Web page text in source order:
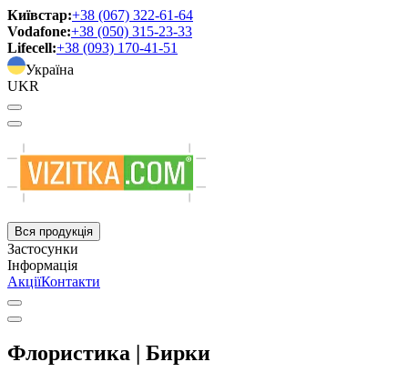
Київстар:+38 (067) 322-61-64
Vodafone:+38 (050) 315-23-33
Lifecell:+38 (093) 170-41-51
Україна
UKR
Вся продукція
Застосунки
Інформація
АкціїКонтакти
Флористика | Бирки